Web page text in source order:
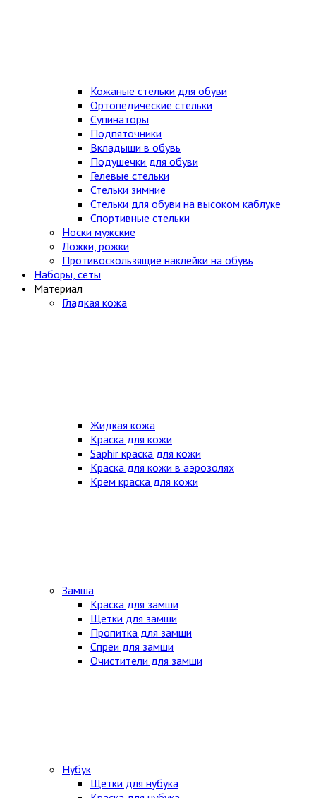
Кожаные стельки для обуви
Ортопедические стельки
Супинаторы
Подпяточники
Вкладыши в обувь
Подушечки для обуви
Гелевые стельки
Стельки зимние
Стельки для обуви на высоком каблуке
Спортивные стельки
Носки мужские
Ложки, рожки
Противоскользящие наклейки на обувь
Наборы, сеты
Материал
Гладкая кожа
Жидкая кожа
Краска для кожи
Saphir краска для кожи
Краска для кожи в аэрозолях
Крем краска для кожи
Замша
Краска для замши
Щетки для замши
Пропитка для замши
Спреи для замши
Очистители для замши
Нубук
Щетки для нубука